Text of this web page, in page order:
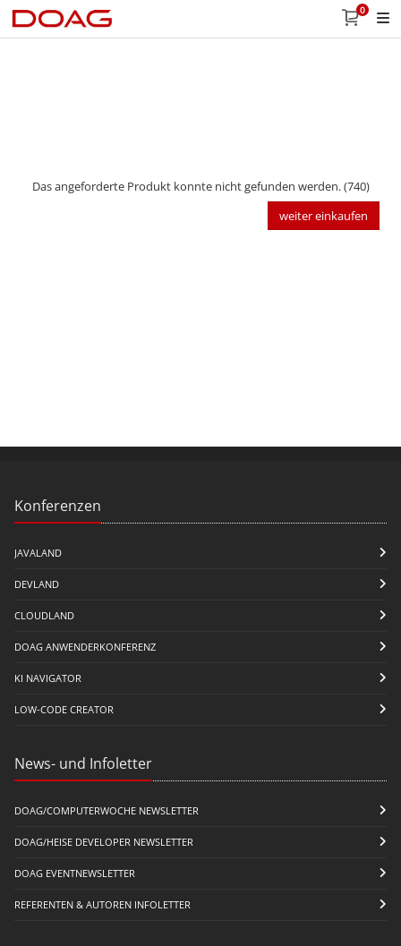
0
Das angeforderte Produkt konnte nicht gefunden werden. (740)
weiter einkaufen
Konferenzen
JAVALAND
DEVLAND
CLOUDLAND
DOAG ANWENDERKONFERENZ
KI NAVIGATOR
LOW-CODE CREATOR
News- und Infoletter
DOAG/COMPUTERWOCHE NEWSLETTER
DOAG/HEISE DEVELOPER NEWSLETTER
DOAG EVENTNEWSLETTER
REFERENTEN & AUTOREN INFOLETTER